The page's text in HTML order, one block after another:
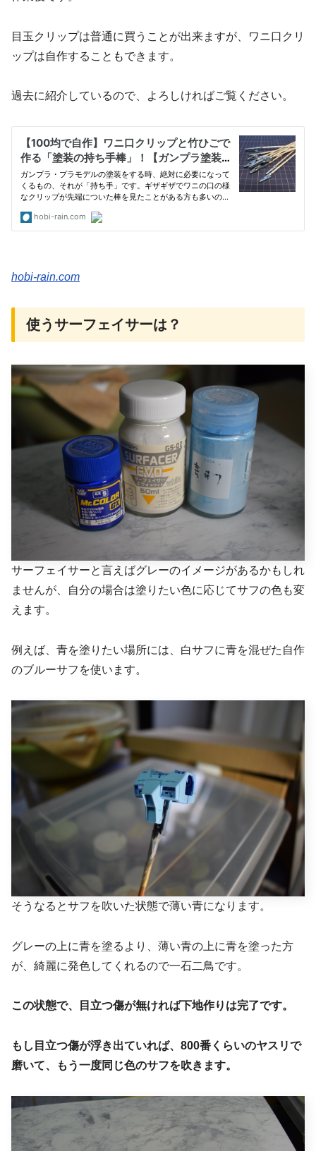
目玉クリップは普通に買うことが出来ますが、ワニ口クリ
ップは自作することもできます。
過去に紹介しているので、よろしければご覧ください。
hobi-rain.com
使うサーフェイサーは？
サーフェイサーと言えばグレーのイメージがあるかもしれ
ませんが、自分の場合は塗りたい色に応じてサフの色も変
えます。
例えば、青を塗りたい場所には、白サフに青を混ぜた自作
のブルーサフを使います。
そうなるとサフを吹いた状態で薄い青になります。
グレーの上に青を塗るより、薄い青の上に青を塗った方
が、綺麗に発色してくれるので一石二鳥です。
この状態で、目立つ傷が無ければ下地作りは完了です。
もし目立つ傷が浮き出ていれば、800番くらいのヤスリで
磨いて、もう一度同じ色のサフを吹きます。